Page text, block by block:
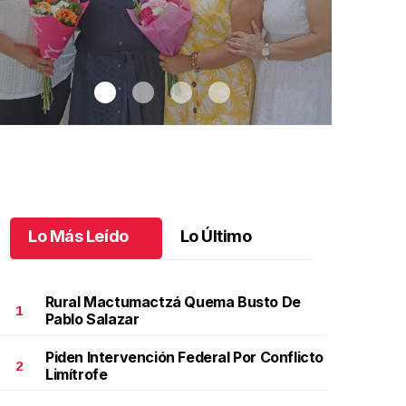
Una emotiva jubilación en educación especial.Una
emotiva jubilación en educación especial
Lo Más Leído Lo Último
1
Rural Mactumactzá Quema Busto De
Pablo Salazar
2
Piden Intervención Federal Por Conflicto
Limítrofe